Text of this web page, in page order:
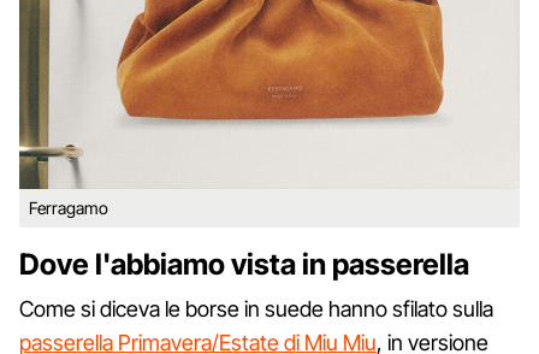
Ferragamo
Dove l'abbiamo vista in passerella
Come si diceva le borse in suede hanno sfilato sulla
passerella Primavera/Estate di Miu Miu, in versione